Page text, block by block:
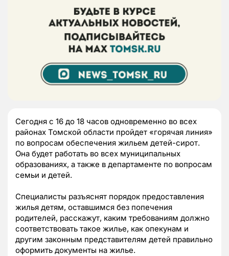
Сегодня с 16 до 18 часов одновременно во всех
районах Томской области пройдет «горячая линия»
по вопросам обеспечения жильем детей-сирот.
Она будет работать во всех муниципальных
образованиях, а также в департаменте по вопросам
семьи и детей.
Специалисты разъяснят порядок предоставления
жилья детям, оставшимся без попечения
родителей, расскажут, каким требованиям должно
соответствовать такое жилье, как опекунам и
другим законным представителям детей правильно
оформить документы на жилье.